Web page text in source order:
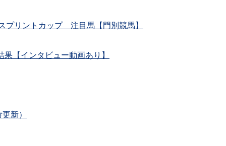
プリントカップ 注目馬【門別競馬】
【インタビュー動画あり】
新）